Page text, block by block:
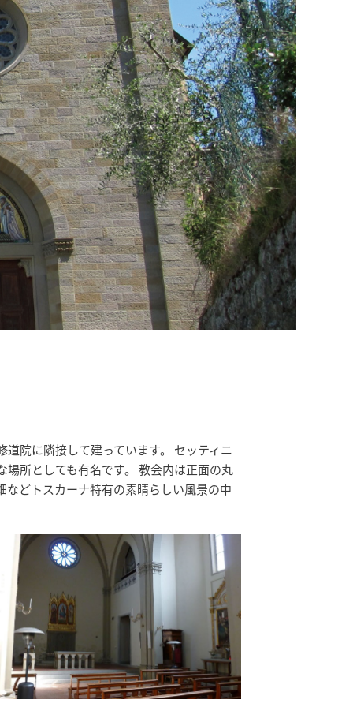
院に隣接して建っています。 セッティニ
所としても有名です。 教会内は正面の丸
どトスカーナ特有の素晴らしい風景の中